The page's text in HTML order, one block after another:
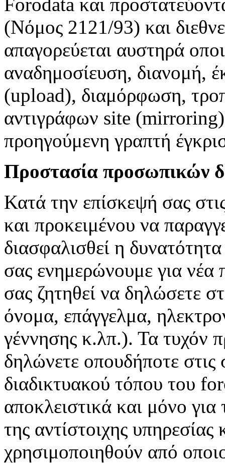
(Νόμος 2121/93) και
απαγορεύεται αυστηρά
αναδημοσίευση, διανομή,
(upload), διαμόρφωση,
αντιγράφων site (mirroring)
προηγούμενη γραπτή
Προστασία προσωπικών
Κατά την επίσκεψή σας
και προκειμένου να
διασφαλισθεί η
σας ενημερώνουμε για νέα
σας ζητηθεί να δηλώσετε
όνομα, επάγγελμα,
γέννησης κ.λπ.). Τα τυχόν
δηλώνετε οπουδήποτε στις
διαδικτυακού τόπου του
αποκλειστικά και μόνο για
της αντίστοιχης υπηρεσίας
χρησιμοποιηθούν από